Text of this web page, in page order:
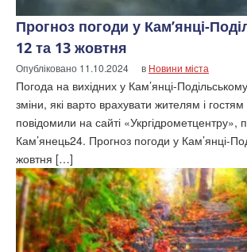
Прогноз погоди у Кам’янці-
12 та 13 жовтня
Опубліковано 11.10.2024 в Новини міста
Погода на вихідних у Кам’янці-Подільському
зміни, які варто врахувати жителям і
повідомили на сайті «Укргідрометцентру»,
Кам’янець24. Прогноз погоди у Кам’янці-
жовтня […]